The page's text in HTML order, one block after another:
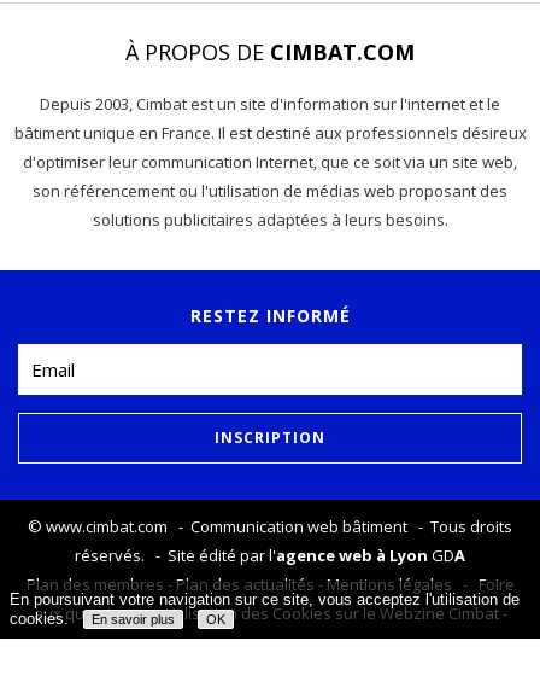
À PROPOS DE CIMBAT.COM
Depuis 2003, Cimbat est un site d'information sur l'internet et le
bâtiment unique en France. Il est destiné aux professionnels désireux
d'optimiser leur communication Internet, que ce soit via un site web,
son référencement ou l'utilisation de médias web proposant des
solutions publicitaires adaptées à leurs besoins.
RESTEZ INFORMÉ
© www.cimbat.com - Communication web bâtiment - Tous droits
réservés. - Site édité par l'agence web à Lyon GDA
Plan des membres -Plan des actualités -Mentions légales - Foire
aux questions-Utilisation des Cookies sur le Webzine Cimbat-
En poursuivant votre navigation sur ce site, vous acceptez l'utilisation de
cookies.
En savoir plus OK